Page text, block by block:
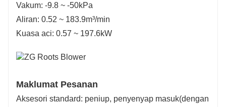
Vakum: -9.8 ~ -50kPa
Aliran: 0.52 ~ 183.9m³/min
Kuasa aci: 0.57 ~ 197.6kW
Maklumat Pesanan
Aksesori standard: peniup, penyenyap masuk(dengan